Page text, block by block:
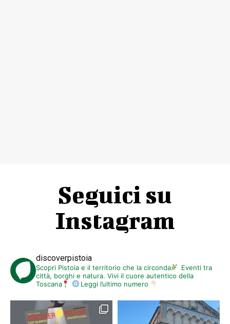
Seguici su
Instagram
discoverpistoia
Scopri Pistoia e il territorio che la circonda
Eventi tra
città, borghi e natura. Vivi il cuore autentico della
Toscana
Leggi l’ultimo numero